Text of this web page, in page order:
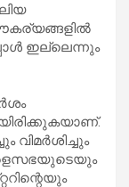
ഇല്ലെന്നും